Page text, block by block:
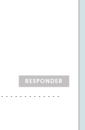
RESPONDER